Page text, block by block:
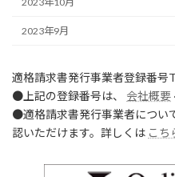
2023年9月
適格請求書発行事業者登録番号
●上記の登録番号は、 会社概要
●適格請求書発行事業者につい
認いただけます。詳しくは こち